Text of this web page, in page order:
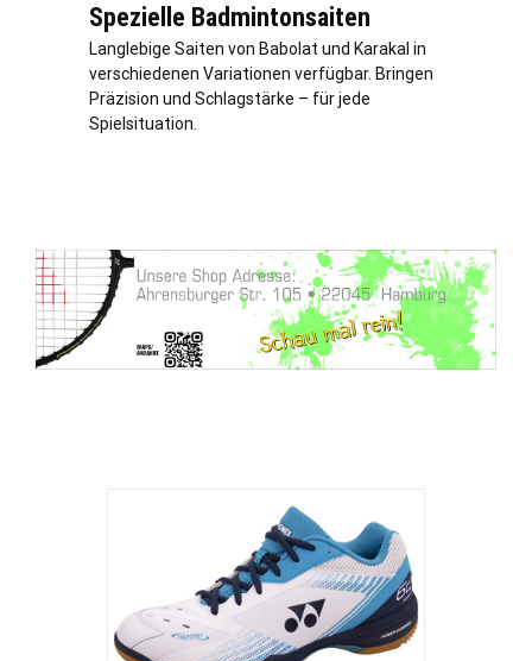
Spezielle Badmintonsaiten
Langlebige Saiten von Babolat und Karakal in
verschiedenen Variationen verfügbar. Bringen
Präzision und Schlagstärke – für jede
Spielsituation.